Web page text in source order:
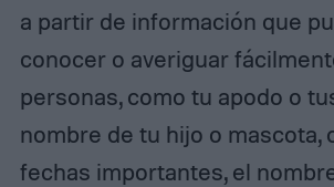
a partir de información que
conocer o averiguar
personas, como tu apodo o
nombre de tu hijo o mascota,
fechas importantes, el